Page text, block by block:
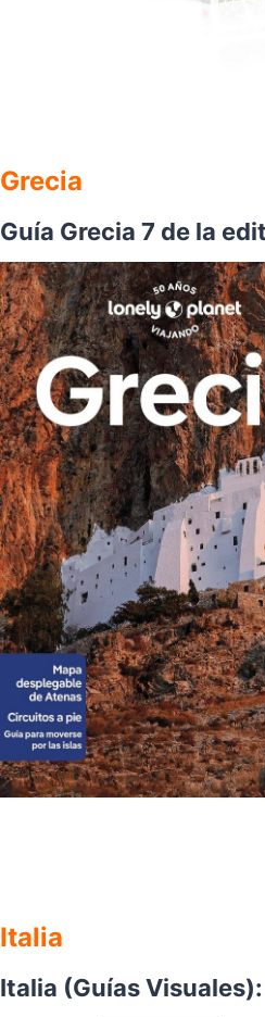
Grecia
Guía Grecia 7 de la
Italia
Italia (Guías